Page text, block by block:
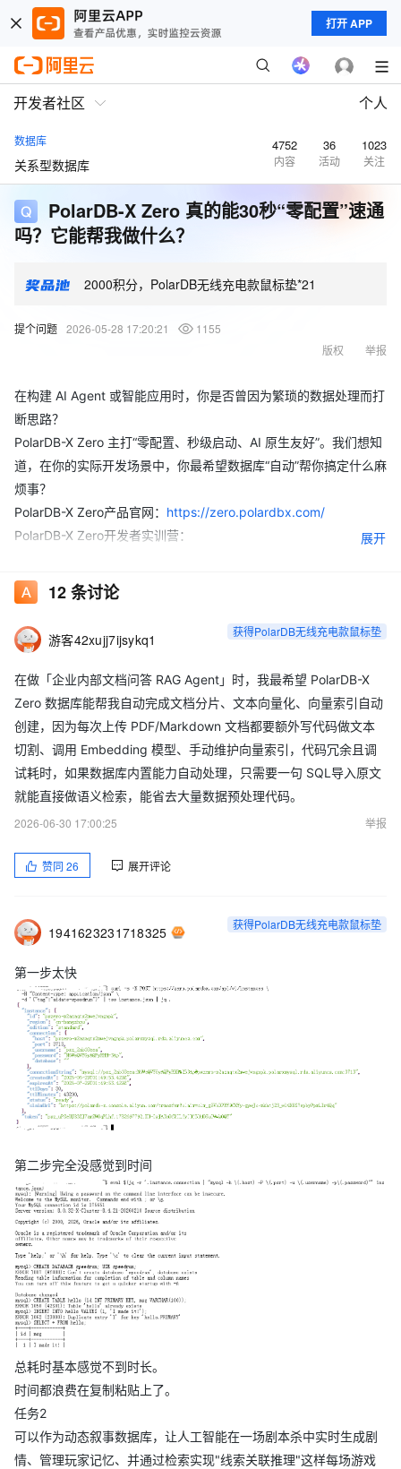
打开 APP
开发者社区 个人
数据库
关系型数据库
4752
内容
36
活动
1023
关注
PolarDB-X Zero 真的能30秒“零配置”速通
吗？它能帮我做什么？
2000积分，PolarDB无线充电款鼠标垫*21
提个问题 2026-05-28 17:20:21
1155
举报
版权
在构建 AI Agent 或智能应用时，你是否曾因为繁琐的数据处理而打
断思路？
PolarDB-X Zero 主打“零配置、秒级启动、AI 原生友好”。我们想知
道，在你的实际开发场景中，你最希望数据库“自动”帮你搞定什么麻
烦事？
PolarDB-X Zero产品官网： https://zero.polardbx.com/
PolarDB-X Zero开发者实训营：
👇 参与方式（两个任务）：
任务A：晒出你的“极速体验”（必选）
任务（建库->连接->写数据）。
# Step 1: 创建实例
curl - s -X POST https:// zero.polardbx.com / api/v1/instances
-d '{"tag":"aidate-speedrun"}' | tee instance.json | jq
eval $( jq -r '.instance.connection | "mysql -h \(.host) -
CREATE TABLE
INSERT INTO hello VALUES
2）截图，要求：包含终端运行结果，最好带上时间戳，证明你真的
3）发帖，要求：截图 + 你的速通秒数 + 一句体验感受。
任务B：许愿你的“理想数据库”（可选）
结合你正在做（或想做）的 AI 应用/Agent 场景，在讨论区发帖告
诉我们：“在做 [XXX 应用] 时，我最希望PolarDB-X Zero数据库能
帮我自动完成 [XXX 操作]，因为 [XXX 原因]。”
● 场景 A（RAG 知识库）： “我在做一个‘法律合同审查 Agent’，每
次都要手动把非结构化文本清洗后存入向量库。我希望数据库能在
我插入文本时，自动调用内置模型生成向量并建立索引，让我像写
普通 SQL 一样简单。”
● 场景 B（游戏 NPC 记忆）： “我在开发一个‘开放世界 NPC’，需
要记录玩家和 NPC 的每一句对话。我希望数据库能自动根据对话内
容提取‘关系标签’（如：敌对、友好），而不是让我自己在代码里写
复杂的逻辑判断。”
● 场景 C（快速原型验证）： “我想验证一个‘电商推荐算法’，但懒
得写后端 API。我希望建完表后，数据库能直接给我生成一套标准
的 CRUD RESTful API，让我前端直接调，省下半天写后端的时
间。”
● 场景 D（数据迁移）： “我手头有一个旧的 MySQL 业务库，想
展开
12条讨论
游客42xujj7ijsykq1 获得PolarDB无线充电款鼠标垫
在做「企业内部文档问答 RAG Agent」时，我最希望 PolarDB-X
Zero 数据库能帮我自动完成文档分片、文本向量化、向量索引自动
创建，因为每次上传 PDF/Markdown 文档都要额外写代码做文本
切割、调用 Embedding 模型、手动维护向量索引，代码冗余且调
试耗时，如果数据库内置能力自动处理，只需要一句 SQL导入原文
就能直接做语义检索，能省去大量数据预处理代码。
2026-06-30 17:00:25
举报
赞同 26 展开评论
1941623231718325 获得PolarDB无线充电款鼠标垫
第一步太快
第二步完全没感觉到时间
总耗时基本感觉不到时长。
时间都浪费在复制粘贴上了。
任务2
可以作为动态叙事数据库，让人工智能在一场剧本杀中实时生成剧
情、管理玩家记忆、并通过检索实现"线索关联推理"这样每场游戏